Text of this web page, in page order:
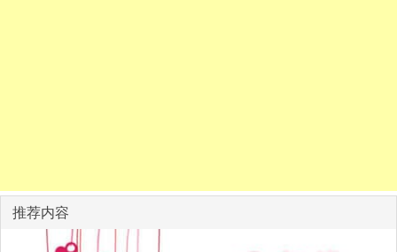
推荐内容